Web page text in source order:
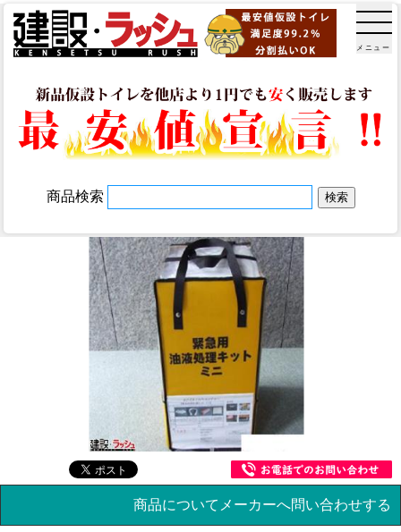
メニュー
商品検索
商品についてメーカーへ問い合わせする